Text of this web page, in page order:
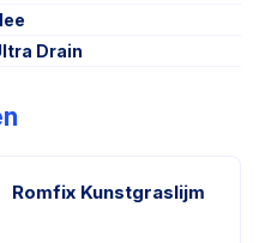
Nee
Ultra Drain
Romfix Kunstgraslijm